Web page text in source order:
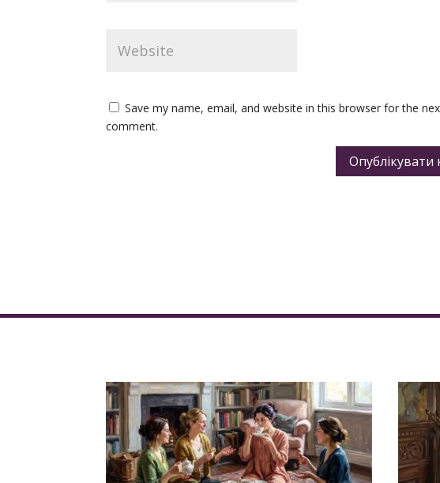
Save my name, email, and website in this browser for the
comment.